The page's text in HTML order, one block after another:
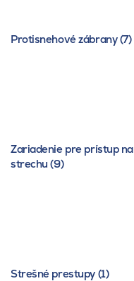
Protisnehové zábrany (7)
Zariadenie pre prístup na
strechu (9)
Strešné prestupy (1)